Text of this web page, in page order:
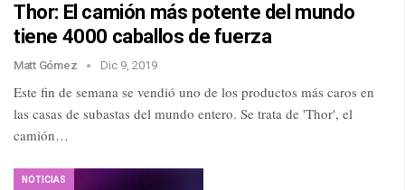
Thor: El camión más potente del mundo
tiene 4000 caballos de fuerza
Matt Gómez Dic 9, 2019
Este fin de semana se vendió uno de los productos más caros en
las casas de subastas del mundo entero. Se trata de 'Thor', el
camión…
NOTICIAS